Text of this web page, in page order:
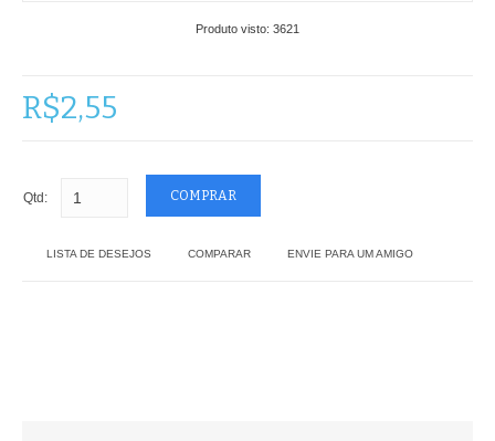
CONTATO
Produto visto: 3621
R$2,55
Qtd:
LISTA DE DESEJOS COMPARAR ENVIE PARA UM AMIGO